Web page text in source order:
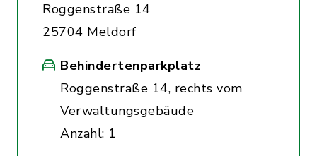
Roggenstraße 14
25704 Meldorf
Behindertenparkplatz
Roggenstraße 14, rechts vom
Verwaltungsgebäude
Anzahl: 1